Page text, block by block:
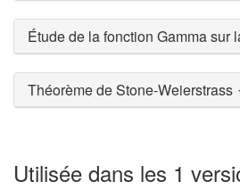
Étude de la fonction Gamma sur
Théorème de Stone-Weierstrass
Utilisée dans les 1